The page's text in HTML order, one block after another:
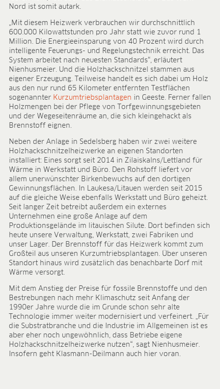
Stellenangebote
Benefits
Entwicklungsprogramme
Ausbildung und duales Studium
Das sagt unser Team
Kontakt
MEDIATHEK
Anwendungsvideos
Virtual Reality Videos
Zertifikate
Broschüren
BLOG
BLOG
KONTAKT
CONTACT
Nord ist somit autark.
„Mit diesem Heizwerk verbrauchen wir durchschnittlich
600.000 Kilowattstunden pro Jahr statt wie zuvor rund 1
Million. Die Energieeinsparung von 40 Prozent wird durch
intelligente Feuerungs- und Regelungstechnik erreicht. Das
System arbeitet nach neuesten Standards“, erläutert
Nienhusmeier. Und die Holzhackschnitzel stammen aus
eigener Erzeugung. Teilweise handelt es sich dabei um Holz
aus den nur rund 65 Kilometer entfernten Testflächen
sogenannter Kurzumtriebsplantagen in Geeste. Ferner fallen
Holzmengen bei der Pflege von Torfgewinnungsgebieten
und der Wegeseitenräume an, die sich kleingehackt als
Brennstoff eignen.
Neben der Anlage in Sedelsberg haben wir zwei weitere
Holzhackschnitzelheizwerke an eigenen Standorten
installiert: Eines sorgt seit 2014 in Zilaiskalns/Lettland für
Wärme in Werkstatt und Büro. Den Rohstoff liefert vor
allem unerwünschter Birkenbewuchs auf den dortigen
Gewinnungsflächen. In Laukesa/Litauen werden seit 2015
auf die gleiche Weise ebenfalls Werkstatt und Büro geheizt.
Seit langer Zeit betreibt außerdem ein externes
Unternehmen eine große Anlage auf dem
Produktionsgelände im litauischen Silute. Dort befinden sich
heute unsere Verwaltung, Werkstatt, zwei Fabriken und
unser Lager. Der Brennstoff für das Heizwerk kommt zum
Großteil aus unseren Kurzumtriebsplantagen. Über unseren
Standort hinaus wird zusätzlich das benachbarte Dorf mit
Wärme versorgt.
Mit dem Anstieg der Preise für fossile Brennstoffe und den
Bestrebungen nach mehr Klimaschutz seit Anfang der
1990er Jahre wurde die im Grunde schon sehr alte
Technologie immer weiter modernisiert und verfeinert. „Für
die Substratbranche und die Industrie im Allgemeinen ist es
aber eher noch ungewöhnlich, dass Betriebe eigene
Holzhackschnitzelheizwerke nutzen“, sagt Nienhusmeier.
Insofern geht Klasmann-Deilmann auch hier voran.